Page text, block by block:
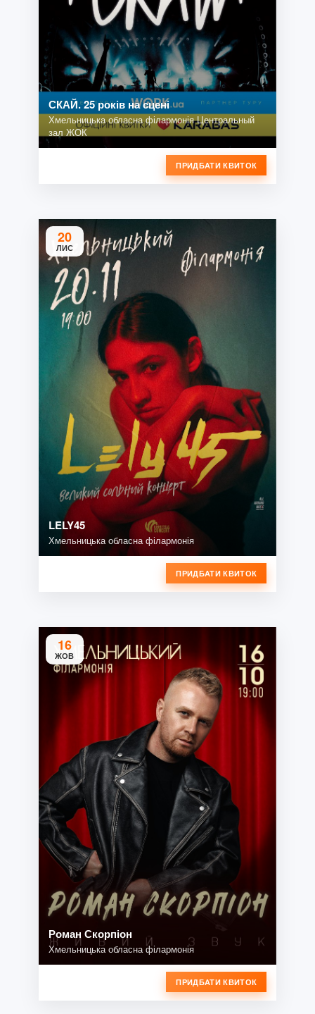
СКАЙ. 25 років на сцені
Хмельницька обласна філармонія Центральный
зал ЖОК
ПРИДБАТИ КВИТОК
20
ЛИС
LELY45
Хмельницька обласна філармонія
ПРИДБАТИ КВИТОК
16
ЖОВ
Роман Скорпіон
Хмельницька обласна філармонія
ПРИДБАТИ КВИТОК